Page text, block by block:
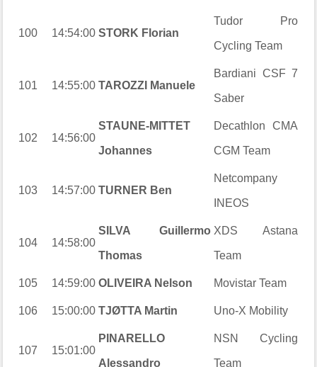
100 14:54:00 STORK Florian
Tudor Pro
Cycling Team
101 14:55:00 TAROZZI Manuele
Bardiani CSF 7
Saber
102 14:56:00
STAUNE-MITTET
Johannes
Decathlon CMA
CGM Team
103 14:57:00 TURNER Ben
Netcompany
INEOS
104 14:58:00
SILVA Guillermo
Thomas
XDS Astana
Team
105 14:59:00 OLIVEIRA Nelson Movistar Team
106 15:00:00 TJØTTA Martin Uno-X Mobility
107 15:01:00
PINARELLO
Alessandro
NSN Cycling
Team